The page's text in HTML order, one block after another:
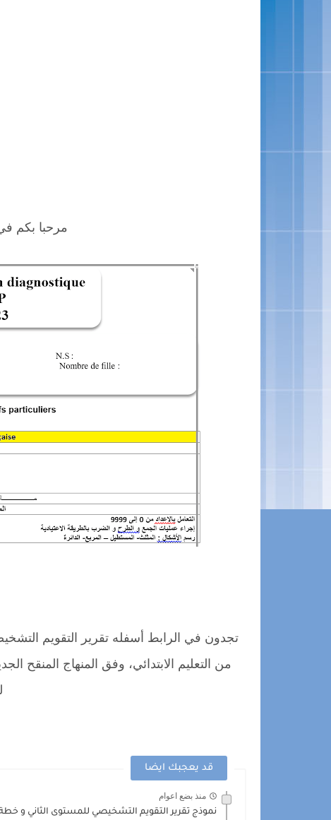
مرحبا بكم
تجدون في الرابط أسفله تقرير التقويم
قد يعجبك ايضا
منذ بضع اعوام
نموذج تقرير التقويم التشخيصي للمستوى الثاني و